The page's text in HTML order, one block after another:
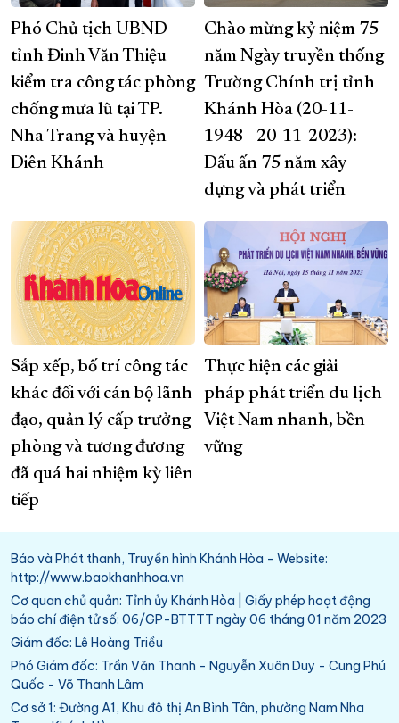
Phó Chủ tịch UBND
tỉnh Đinh Văn Thiệu
kiểm tra công tác phòng
chống mưa lũ tại TP.
Nha Trang và huyện
Diên Khánh
Chào mừng kỷ niệm 75
năm Ngày truyền thống
Trường Chính trị tỉnh
Khánh Hòa (20-11-
1948 - 20-11-2023):
Dấu ấn 75 năm xây
dựng và phát triển
Sắp xếp, bố trí công tác
khác đối với cán bộ lãnh
đạo, quản lý cấp trưởng
phòng và tương đương
đã quá hai nhiệm kỳ liên
tiếp
Thực hiện các giải
pháp phát triển du lịch
Việt Nam nhanh, bền
vững
Báo và Phát thanh, Truyền hình Khánh Hòa - Website:
http://www.baokhanhhoa.vn
Cơ quan chủ quản: Tỉnh ủy Khánh Hòa | Giấy phép hoạt động
báo chí điện tử số: 06/GP-BTTTT ngày 06 tháng 01 năm 2023
Giám đốc: Lê Hoàng Triều
Phó Giám đốc: Trần Văn Thanh - Nguyễn Xuân Duy - Cung Phú
Quốc - Võ Thanh Lâm
Cơ sở 1: Đường A1, Khu đô thị An Bình Tân, phường Nam Nha